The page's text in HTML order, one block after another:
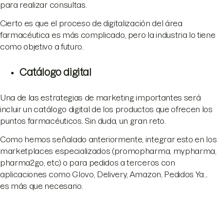
para realizar consultas.
Cierto es que el proceso de digitalización del área
farmacéutica es más complicado, pero la industria lo tiene
como objetivo a futuro.
Catálogo digital
Una de las estrategias de marketing importantes será
incluir un catálogo digital de los productos que ofrecen los
puntos farmacéuticos. Sin duda, un gran reto.
Como hemos señalado anteriormente, integrar esto en los
marketplaces especializados (promopharma, mypharma,
pharma2go, etc) o para pedidos a terceros con
aplicaciones como Glovo, Delivery, Amazon, Pedidos Ya...
es más que necesario.